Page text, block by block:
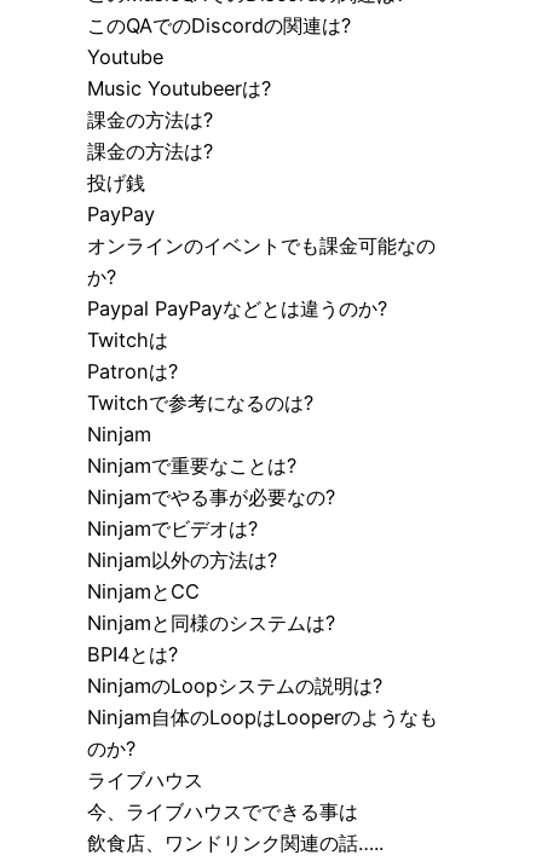
このQAでのDiscordの関連は?
Youtube
Music Youtubeerは?
課金の方法は?
課金の方法は?
投げ銭
PayPay
オンラインのイベントでも課金可能なの
か?
Paypal PayPayなどとは違うのか?
Twitchは
Patronは?
Twitchで参考になるのは?
Ninjam
Ninjamで重要なことは?
Ninjamでやる事が必要なの?
Ninjamでビデオは?
Ninjam以外の方法は?
NinjamとCC
Ninjamと同様のシステムは?
BPI4とは?
NinjamのLoopシステムの説明は?
Ninjam自体のLoopはLooperのようなも
のか?
ライブハウス
今、ライブハウスでできる事は
飲食店、ワンドリンク関連の話…..